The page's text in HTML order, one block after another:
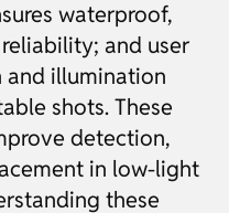
waterproof,
and user
and illumination
shots. These
detection,
in low-light
these